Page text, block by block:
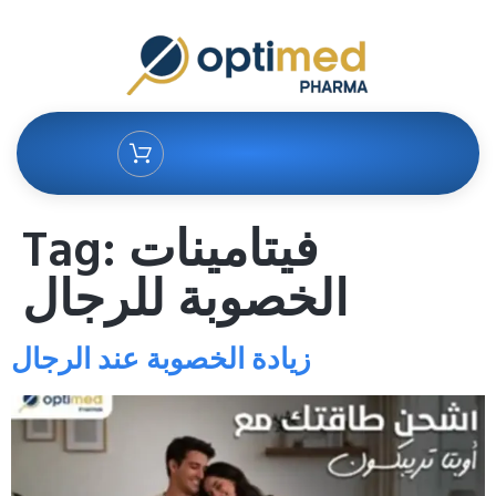
Tag: فيتامينات
الخصوبة للرجال
زيادة الخصوبة عند الرجال